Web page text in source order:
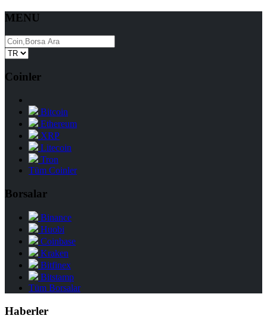
MENU
Coinler
Bitcoin
Ethereum
XRP
Litecoin
Tron
Tüm Coinler
Borsalar
Binance
Huobi
Coinbase
Kraken
Bitfinex
Bitstamp
Tüm Borsalar
Haberler